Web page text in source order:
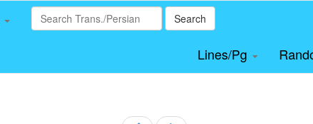
Search
Lines/Pg